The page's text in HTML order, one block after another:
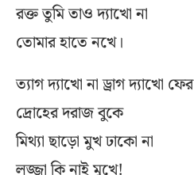
রক্ত তুমি তাও দ্যাখো না
তোমার হাতে নখে।
ত্যাগ দ্যাখো না ড্রাগ দ্যাখো ফের
দ্রোহের দরাজ বুকে
মিথ্যা ছাড়ো মুখ ঢাকো না